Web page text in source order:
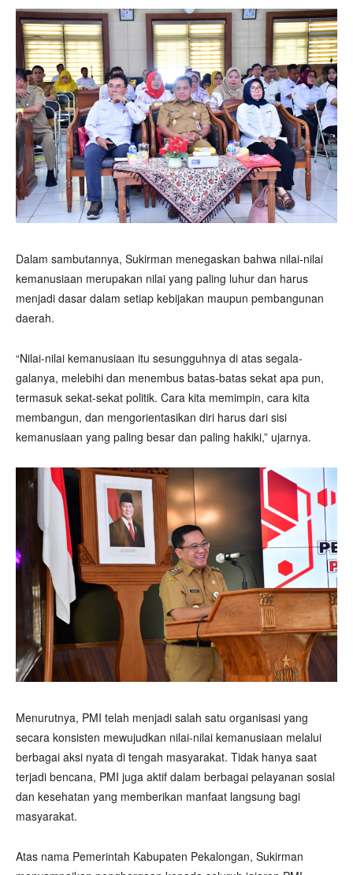
Dalam sambutannya, Sukirman menegaskan bahwa nilai-nilai
kemanusiaan merupakan nilai yang paling luhur dan harus
menjadi dasar dalam setiap kebijakan maupun pembangunan
daerah.
“Nilai-nilai kemanusiaan itu sesungguhnya di atas segala-
galanya, melebihi dan menembus batas-batas sekat apa pun,
termasuk sekat-sekat politik. Cara kita memimpin, cara kita
membangun, dan mengorientasikan diri harus dari sisi
kemanusiaan yang paling besar dan paling hakiki,” ujarnya.
Menurutnya, PMI telah menjadi salah satu organisasi yang
secara konsisten mewujudkan nilai-nilai kemanusiaan melalui
berbagai aksi nyata di tengah masyarakat. Tidak hanya saat
terjadi bencana, PMI juga aktif dalam berbagai pelayanan sosial
dan kesehatan yang memberikan manfaat langsung bagi
masyarakat.
Atas nama Pemerintah Kabupaten Pekalongan, Sukirman